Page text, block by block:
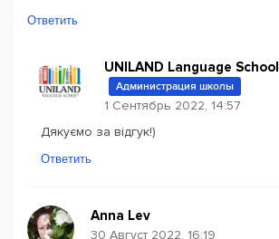
Ответить
UNILAND Language School
Администрация школы
1 Сентябрь 2022, 14:57
Дякуємо за відгук!)
Ответить
Anna Lev
30 Август 2022, 16:19